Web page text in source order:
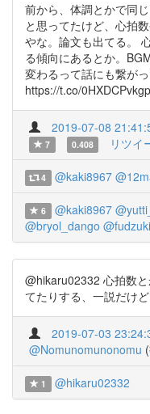
前から、体調とかで同
と思ってたけど、心拍
やな。論文も出てる。
る傾向にあるとか。
変わるって話にも繋がっ
https://t.co/0HXDCPvkgp
2019-07-08
7
0.408 リツイ
4 @kaki8967
6 @kaki8967
@bryol_dango
@hikaru02332 心拍数
てたりする、一説だけ
2019-07-03
@Nomunomunonomu (
1 @hikaru02332